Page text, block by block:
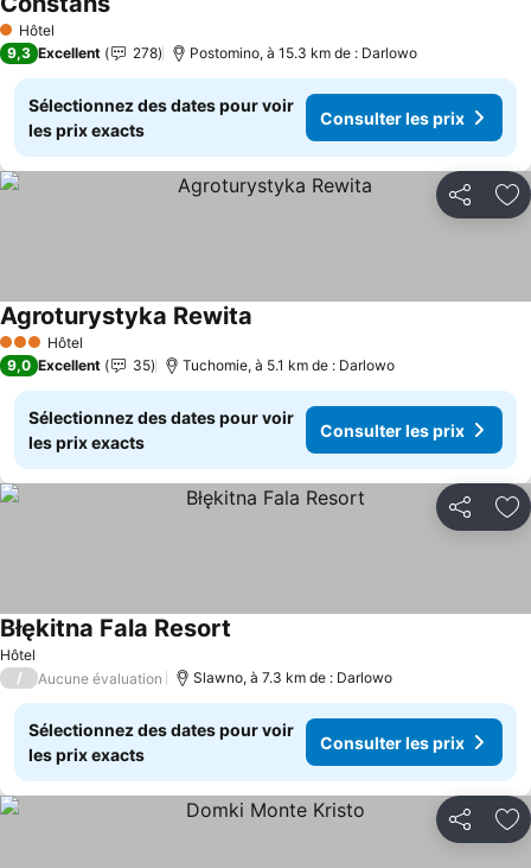
1 Étoiles
Hôtel
Consulter les prix
9,3 Excellent 278 Postomino, à 15.3 km de : Darlowo
Sélectionnez des dates pour voir
les prix exacts
Consulter les prix
Partager
3 ÉtoilesHôtel
Agroturystyka Rewita
9,0 Excellent 35 Tuchomie, à 5.1 km de : Darlowo
Sélectionnez des dates pour voir
les prix exacts
Consulter les prix
Partager
Hôtel
Błękitna Fala Resort
/ Aucune évaluation Slawno, à 7.3 km de : Darlowo
Sélectionnez des dates pour voir
les prix exacts
Consulter les prix
Partager